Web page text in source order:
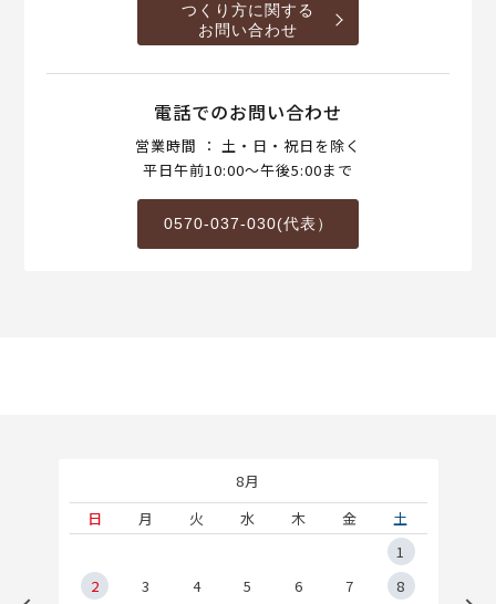
つくり方に関する
お問い合わせ
電話でのお問い合わせ
営業時間 ： 土・日・祝日を除く
平日午前10:00～午後5:00まで
0570-037-030(代表）
8月
日
月 火 水 木 金
土
1
2
3 4 5 6 7
8